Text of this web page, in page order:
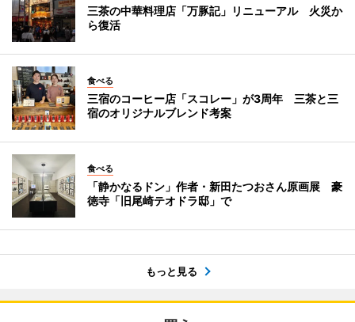
三茶の中華料理店「万豚記」リニューアル 火災か
ら復活
食べる
三宿のコーヒー店「スコレー」が3周年 三茶と三
宿のオリジナルブレンド考案
食べる
「静かなるドン」作者・新田たつおさん原画展 豪
徳寺「旧尾崎テオドラ邸」で
もっと見る